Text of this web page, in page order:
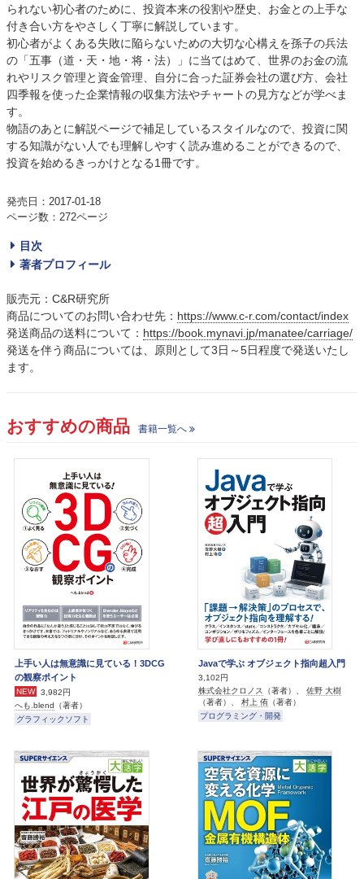
られない初心者のために、投資本来の役割や歴史、お金との上手な
付き合い方をやさしく丁寧に解説しています。
初心者がよくある失敗に陥らないための大切な心構えを孫子の兵法
の「五事（道・天・地・将・法）」に当てはめて、世界のお金の流
れやリスク管理と資金管理、自分に合った証券会社の選び方、会社
四季報を使った企業情報の収集方法やチャートの見方などが学べま
す。
物語のあとに解説ページで補足しているスタイルなので、投資に関
する知識がない人でも理解しやすく読み進めることができるので、
投資を始めるきっかけとなる1冊です。
発売日：2017-01-18
ページ数：272ページ
目次
著者プロフィール
販売元：C&R研究所
商品についてのお問い合わせ先： https://www.c-r.com/contact/index
発送商品の送料について： https://book.mynavi.jp/manatee/carriage/
発送を伴う商品については、原則として3日～5日程度で発送いたし
ます。
おすすめの商品 書籍一覧へ
上手い人は無意識に見ている！3DCG
の観察ポイント
NEW
3,982円
へも.blend
（著者）
グラフィックソフト
Javaで学ぶ オブジェクト指向超入門
3,102円
株式会社クロノス （著者）、 佐野 大樹
（著者）、 村上 侑 （著者）
プログラミング・開発